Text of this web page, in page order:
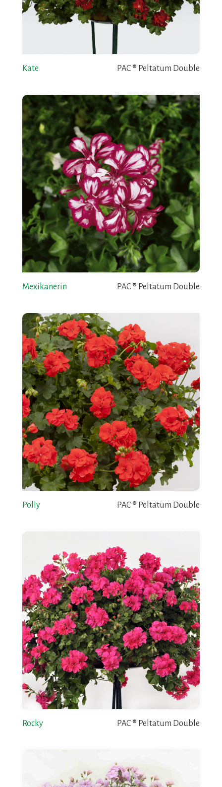
Kate PAC ® Peltatum Double
Mexikanerin PAC ® Peltatum Double
Polly PAC ® Peltatum Double
Rocky PAC ® Peltatum Double